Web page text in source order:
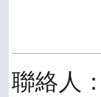
聯絡人